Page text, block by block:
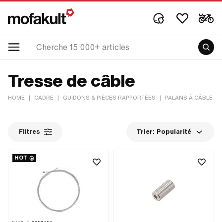
Tresse de câble
HOME | CADRE | GUIDONS & PIÈCES RAPPORTÉES | PALANS À CÂBLE &
Filtres Trier: Popularité
HOT